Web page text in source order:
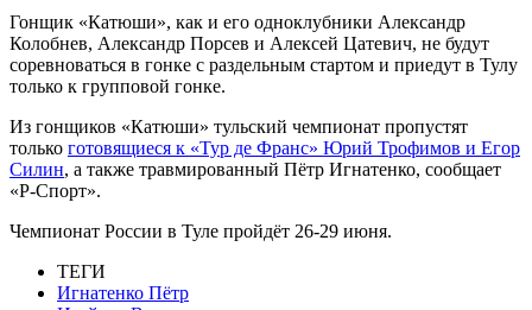
Гонщик «Катюши», как и его одноклубники Александр
Колобнев, Александр Порсев и Алексей Цатевич, не будут
соревноваться в гонке с раздельным стартом и приедут в Тулу
только к групповой гонке.
Из гонщиков «Катюши» тульский чемпионат пропустят
только готовящиеся к «Тур де Франс» Юрий Трофимов и Егор
Силин, а также травмированный Пётр Игнатенко, сообщает
«Р-Спорт».
Чемпионат России в Туле пройдёт 26-29 июня.
ТЕГИ
Игнатенко Пётр